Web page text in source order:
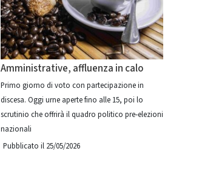
Amministrative, affluenza in calo
Primo giorno di voto con partecipazione in
discesa. Oggi urne aperte fino alle 15, poi lo
scrutinio che offrirà il quadro politico pre‑elezioni
nazionali
Pubblicato il 25/05/2026